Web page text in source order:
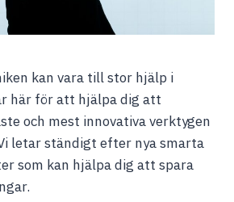
kan vara till stor hjälp i
här för att hjälpa dig att
och mest innovativa verktygen
letar ständigt efter nya smarta
som kan hjälpa dig att spara